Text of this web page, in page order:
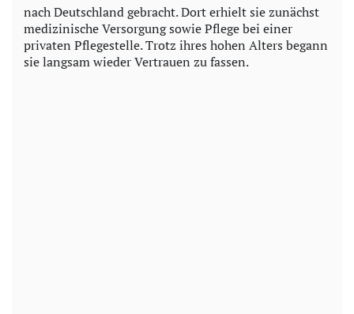
nach Deutschland gebracht. Dort erhielt sie zunächst
medizinische Versorgung sowie Pflege bei einer
privaten Pflegestelle. Trotz ihres hohen Alters begann
sie langsam wieder Vertrauen zu fassen.